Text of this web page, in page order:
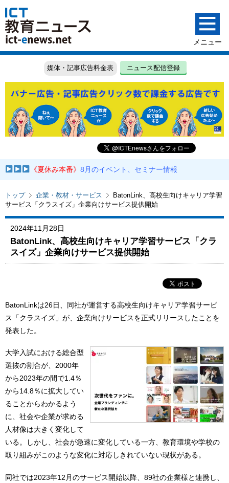
媒体・記事広告料金表 ニュース配信登録
《夏休み本番》8月のイベント、セミナー情報
トップ 企業・教材・サービス
BatonLink、高校生向けキャリア学習
サービス「クラスイズ」企業向けサービス提供開始
2024年11月28日
BatonLink、高校生向けキャリア学習サービス「クラ
スイズ」企業向けサービス提供開始
BatonLinkは26日、同社が運営する高校生向けキャリア学習サービ
ス「クラスイズ」が、企業向けサービスを正式リリースしたことを
発表した。
大学入試における総合型
選抜の割合が、2000年
から2023年の間で1.4％
から14.8％に拡大してい
ることからわかるよう
に、社会や企業が求める
人材像は大きく変化して
いる。しかし、社会が急速に変化している一方、教育環境や学校の
取り組みがこのような変化に対応しきれていない現状がある。
同社では2023年12月のサービス開始以降、89社の企業様と連携し、